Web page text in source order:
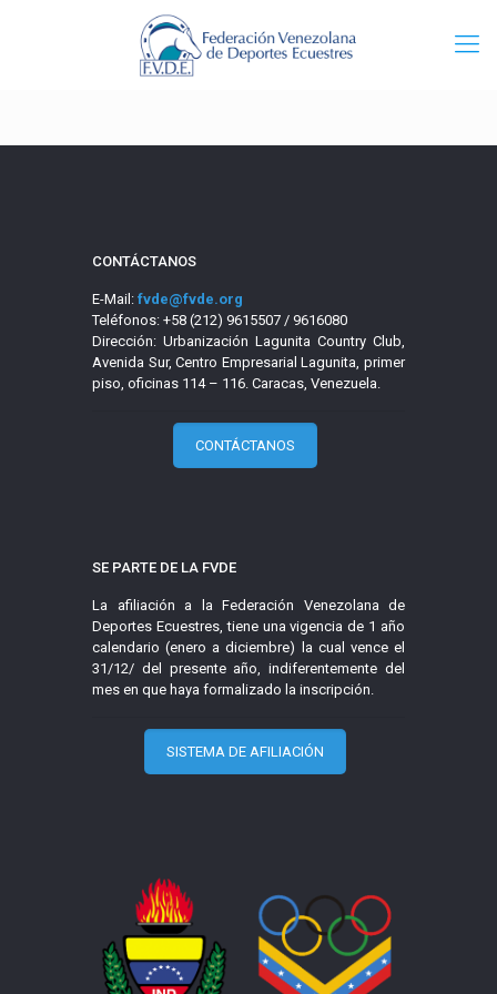
CONTÁCTANOS
E-Mail: fvde@fvde.org
Teléfonos: +58 (212) 9615507 / 9616080
Dirección: Urbanización Lagunita Country Club,
Avenida Sur, Centro Empresarial Lagunita, primer
piso, oficinas 114 – 116. Caracas, Venezuela.
CONTÁCTANOS
SE PARTE DE LA FVDE
La afiliación a la Federación Venezolana de
Deportes Ecuestres, tiene una vigencia de 1 año
calendario (enero a diciembre) la cual vence el
31/12/ del presente año, indiferentemente del
mes en que haya formalizado la inscripción.
SISTEMA DE AFILIACIÓN